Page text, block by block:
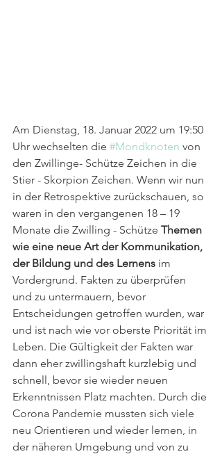
Am Dienstag, 18. Januar 2022 um 19:50
Uhr wechselten die #Mondknoten von
den Zwillinge- Schütze Zeichen in die
Stier - Skorpion Zeichen. Wenn wir nun
in der Retrospektive zurückschauen, so
waren in den vergangenen 18 – 19
Monate die Zwilling - Schütze Themen
wie eine neue Art der Kommunikation,
der Bildung und des Lernens im
Vordergrund. Fakten zu überprüfen
und zu untermauern, bevor
Entscheidungen getroffen wurden, war
und ist nach wie vor oberste Priorität im
Leben. Die Gültigkeit der Fakten war
dann eher zwillingshaft kurzlebig und
schnell, bevor sie wieder neuen
Erkenntnissen Platz machten. Durch die
Corona Pandemie mussten sich viele
neu Orientieren und wieder lernen, in
der näheren Umgebung und von zu